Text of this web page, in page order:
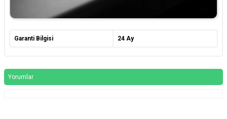
Garanti Bilgisi 24 Ay
Yorumlar